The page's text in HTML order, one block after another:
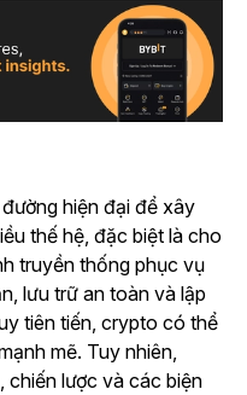
hiện đại để xây
thế hệ, đặc biệt là cho
truyền thống phục vụ
lưu trữ an toàn và lập
tiên tiến, crypto có thể
mẽ. Tuy nhiên,
chiến lược và các biện